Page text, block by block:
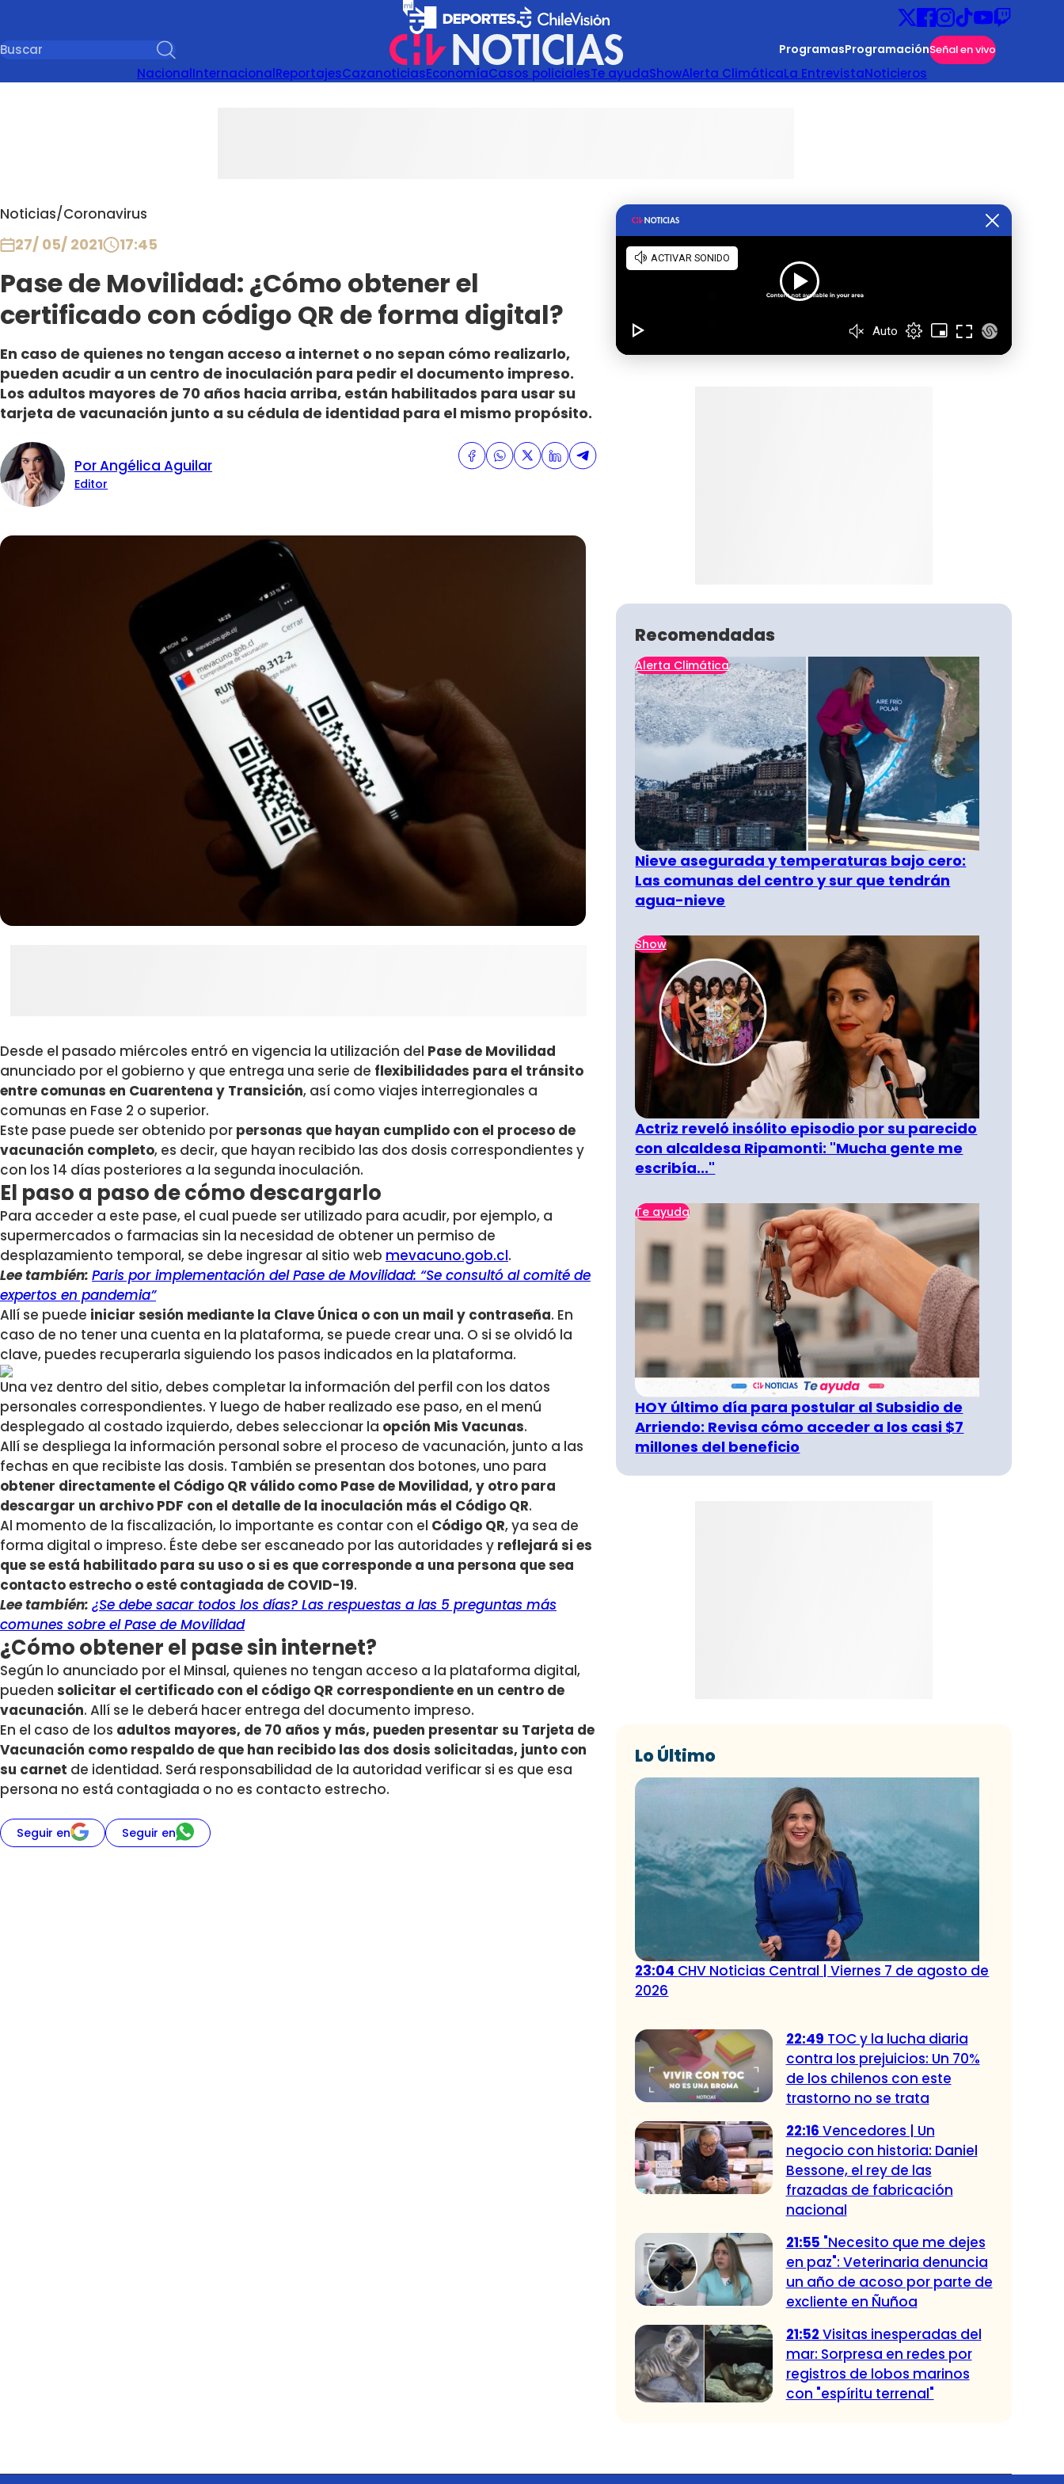
ProgramasProgramaciónSeñal en vivo
NacionalInternacionalReportajesCazanoticiasEconomíaCasos policialesTe ayudaShowAlerta ClimáticaLa EntrevistaNoticieros
Noticias/Coronavirus
27/ 05/ 2021 17:45
Pase de Movilidad: ¿Cómo obtener el
certificado con código QR de forma digital?
En caso de quienes no tengan acceso a internet o no sepan cómo realizarlo,
pueden acudir a un centro de inoculación para pedir el documento impreso.
Los adultos mayores de 70 años hacia arriba, están habilitados para usar su
tarjeta de vacunación junto a su cédula de identidad para el mismo propósito.
Por Angélica Aguilar
Editor
Desde el pasado miércoles entró en vigencia la utilización del Pase de Movilidad
anunciado por el gobierno y que entrega una serie de flexibilidades para el tránsito
entre comunas en Cuarentena y Transición, así como viajes interregionales a
comunas en Fase 2 o superior.
Este pase puede ser obtenido por personas que hayan cumplido con el proceso de
vacunación completo, es decir, que hayan recibido las dos dosis correspondientes y
con los 14 días posteriores a la segunda inoculación.
El paso a paso de cómo descargarlo
Para acceder a este pase, el cual puede ser utilizado para acudir, por ejemplo, a
supermercados o farmacias sin la necesidad de obtener un permiso de
desplazamiento temporal, se debe ingresar al sitio web mevacuno.gob.cl.
Lee también: Paris por implementación del Pase de Movilidad: “Se consultó al comité de
expertos en pandemia”
Allí se puede iniciar sesión mediante la Clave Única o con un mail y contraseña. En
caso de no tener una cuenta en la plataforma, se puede crear una. O si se olvidó la
clave, puedes recuperarla siguiendo los pasos indicados en la plataforma.
Una vez dentro del sitio, debes completar la información del perfil con los datos
personales correspondientes. Y luego de haber realizado ese paso, en el menú
desplegado al costado izquierdo, debes seleccionar la opción Mis Vacunas.
Allí se despliega la información personal sobre el proceso de vacunación, junto a las
fechas en que recibiste las dosis. También se presentan dos botones, uno para
obtener directamente el Código QR válido como Pase de Movilidad, y otro para
descargar un archivo PDF con el detalle de la inoculación más el Código QR.
Al momento de la fiscalización, lo importante es contar con el Código QR, ya sea de
forma digital o impreso. Éste debe ser escaneado por las autoridades y reflejará si es
que se está habilitado para su uso o si es que corresponde a una persona que sea
contacto estrecho o esté contagiada de COVID-19.
Lee también: ¿Se debe sacar todos los días? Las respuestas a las 5 preguntas más
comunes sobre el Pase de Movilidad
¿Cómo obtener el pase sin internet?
Según lo anunciado por el Minsal, quienes no tengan acceso a la plataforma digital,
pueden solicitar el certificado con el código QR correspondiente en un centro de
vacunación. Allí se le deberá hacer entrega del documento impreso.
En el caso de los adultos mayores, de 70 años y más, pueden presentar su Tarjeta de
Vacunación como respaldo de que han recibido las dos dosis solicitadas, junto con
su carnet de identidad. Será responsabilidad de la autoridad verificar si es que esa
persona no está contagiada o no es contacto estrecho.
Seguir en Seguir en
Recomendadas
Alerta Climática
Nieve asegurada y temperaturas bajo cero:
Las comunas del centro y sur que tendrán
agua-nieve
Show
Actriz reveló insólito episodio por su parecido
con alcaldesa Ripamonti: "Mucha gente me
escribía..."
Te ayuda
HOY último día para postular al Subsidio de
Arriendo: Revisa cómo acceder a los casi $7
millones del beneficio
Lo Último
23:04 CHV Noticias Central | Viernes 7 de agosto de
2026
22:49 TOC y la lucha diaria
contra los prejuicios: Un 70%
de los chilenos con este
trastorno no se trata
22:16 Vencedores | Un
negocio con historia: Daniel
Bessone, el rey de las
frazadas de fabricación
nacional
21:55 "Necesito que me dejes
en paz": Veterinaria denuncia
un año de acoso por parte de
excliente en Ñuñoa
21:52 Visitas inesperadas del
mar: Sorpresa en redes por
registros de lobos marinos
con "espíritu terrenal"